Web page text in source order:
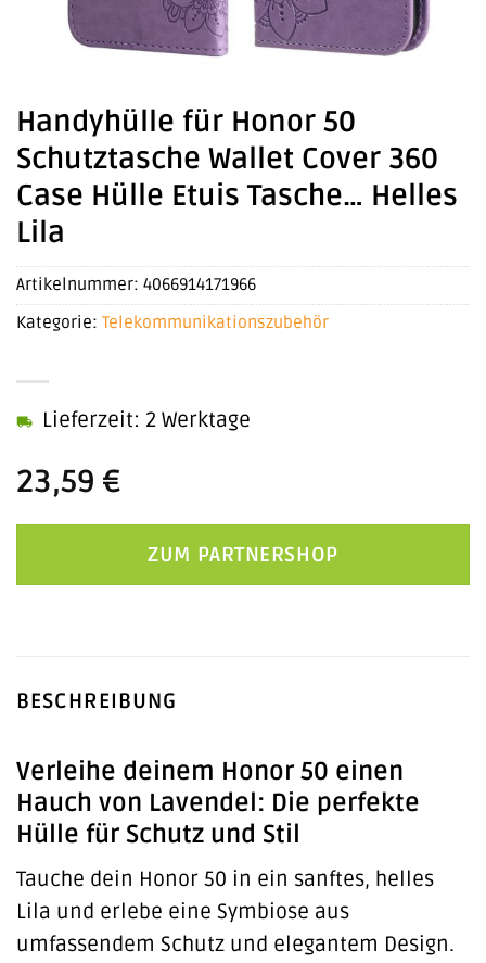
Handyhülle für Honor 50
Schutztasche Wallet Cover 360
Case Hülle Etuis Tasche… Helles
Lila
23,59 €
Lieferzeit: 2 Werktage
ZUM PARTNERSHOP
Artikelnummer: 4066914171966
Kategorie: Telekommunikationszubehör
BESCHREIBUNG
Verleihe deinem Honor 50 einen
Hauch von Lavendel: Die perfekte
Hülle für Schutz und Stil
Tauche dein Honor 50 in ein sanftes, helles
Lila und erlebe eine Symbiose aus
umfassendem Schutz und elegantem Design.